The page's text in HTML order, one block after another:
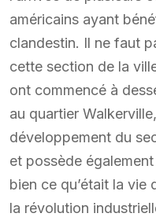
américains ayant
clandestin. Il ne faut
cette section de la
ont commencé à
au quartier
développement du
et possède
bien ce qu’était la vie
la révolution